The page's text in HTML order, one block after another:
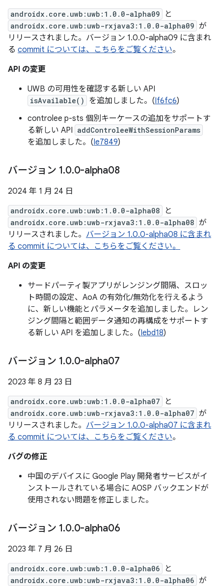
androidx.core.uwb:uwb:1.0.0-alpha09 と
androidx.core.uwb:uwb-rxjava3:1.0.0-alpha09 が
リリースされました。バージョン 1.0.0-alpha09 に含まれ
る commit については、こちらをご覧ください。
API の変更
UWB の可用性を確認する新しい API
isAvailable() を追加しました。(If6fc6)
controlee p-sts 個別キーケースの追加をサポートす
る新しい API addControleeWithSessionParams
を追加しました。(Ie7849)
バージョン 1.0.0-alpha08
2024 年 1 月 24 日
androidx.core.uwb:uwb:1.0.0-alpha08 と
androidx.core.uwb:uwb-rxjava3:1.0.0-alpha08 が
リリースされました。 バージョン 1.0.0-alpha08 に含まれ
る commit については、こちらをご覧ください。
API の変更
サードパーティ製アプリがレンジング間隔、スロッ
ト時間の設定、AoA の有効化/無効化を行えるよう
に、新しい機能とパラメータを追加しました。レン
ジング間隔と範囲データ通知の再構成をサポートす
る新しい API を追加しました。(Iebd18)
バージョン 1.0.0-alpha07
2023 年 8 月 23 日
androidx.core.uwb:uwb:1.0.0-alpha07 と
androidx.core.uwb:uwb-rxjava3:1.0.0-alpha07 が
リリースされました。 バージョン 1.0.0-alpha07 に含まれ
る commit については、こちらをご覧ください。
バグの修正
中国のデバイスに Google Play 開発者サービスがイ
ンストールされている場合に AOSP バックエンドが
使用されない問題を修正しました。
バージョン 1.0.0-alpha06
2023 年 7 月 26 日
androidx.core.uwb:uwb:1.0.0-alpha06 と
androidx.core.uwb:uwb-rxjava3:1.0.0-alpha06 が